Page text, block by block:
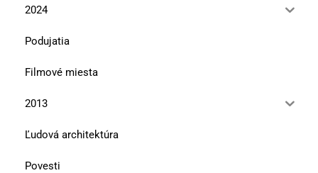
2024
Podujatia
Filmové miesta
2013
Ľudová architektúra
Povesti